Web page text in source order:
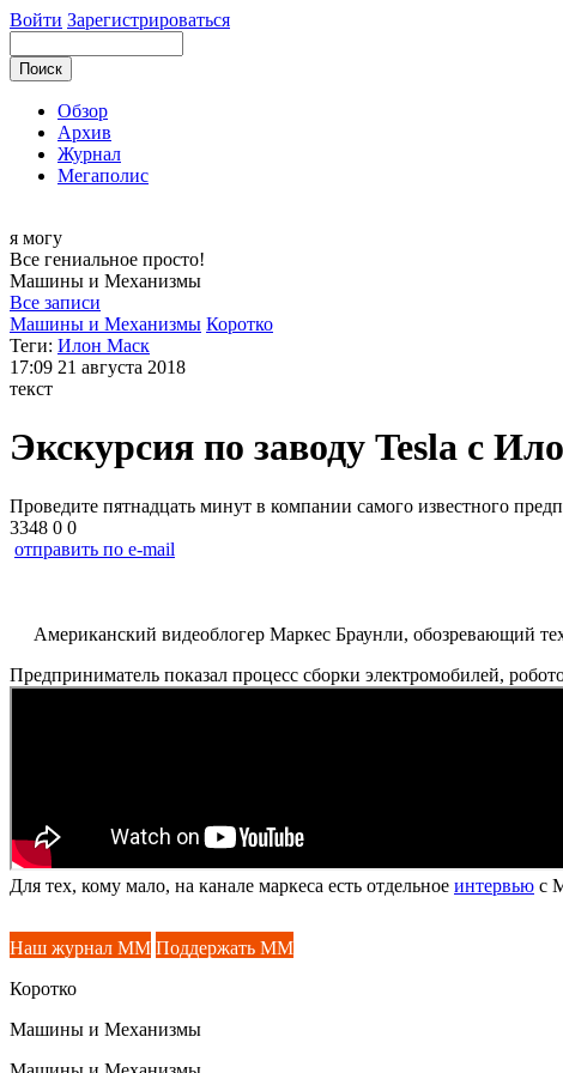
Войти Зарегистрироваться
Обзор
Архив
Журнал
Мегаполис
я могу
Все гениальное просто!
Машины и Механизмы
Все записи
Машины и Механизмы Коротко
Теги: Илон Маск
17:09 21 августа 2018
текст
Экскурсия по заводу Tesla с
Проведите пятнадцать минут в компании самого известного
3348 0 0
отправить по e-mail
Американский видеоблогер Маркес Браунли, обозревающий
Предприниматель показал процесс сборки электромобилей,
Для тех, кому мало, на канале маркеса есть отдельное интервью с
Наш журнал ММ Поддержать ММ
Коротко
Машины и Механизмы